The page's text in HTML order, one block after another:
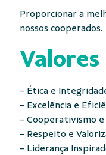
Proporcionar a
nossos cooperados.
Valores
- Ética e
- Excelência e
- Cooperativismo
- Respeito e
- Liderança